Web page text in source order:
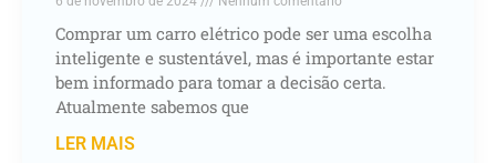
Comprar um carro elétrico pode ser uma escolha
inteligente e sustentável, mas é importante estar
bem informado para tomar a decisão certa.
Atualmente sabemos que
LER MAIS